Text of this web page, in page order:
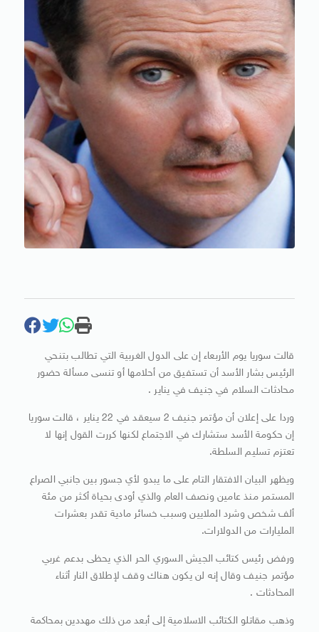
قالت سوريا يوم الأربعاء إن على الدول الغربية التي تطالب بتنحي
الرئيس بشار الأسد أن تستفيق من أحلامها أو تنسى مسألة حضور
محادثات السلام في جنيف في يناير .
وردا على إعلان أن مؤتمر جنيف 2 سيعقد في 22 يناير ، قالت سوريا
إن حكومة الأسد ستشارك في الاجتماع لكنها كررت القول إنها لا
تعتزم تسليم السلطة.
ويظهر البيان الافتقار التام على ما يبدو لأي جسور بين جانبي الصراع
المستمر منذ عامين ونصف العام والذي أودى بحياة أكثر من مئة
ألف شخص وشرد الملايين وسبب خسائر مادية تقدر بعشرات
المليارات من الدولارات.
ورفض رئيس كتائب الجيش السوري الحر الذي يحظى بدعم غربي
مؤتمر جنيف وقال إنه لن يكون هناك وقف لإطلاق النار أثناء
المحادثات .
وذهب مقاتلو الكتائب الاسلامية إلى أبعد من ذلك مهددين بمحاكمة